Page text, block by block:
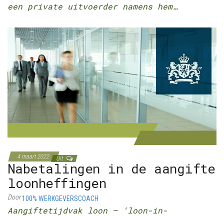
een private uitvoerder namens hem…
4 maart 2022 Uit
Nabetalingen in de aangifte
loonheffingen
Door100% WERKGEVERSCOACH
Aangiftetijdvak loon – ‘loon-in-